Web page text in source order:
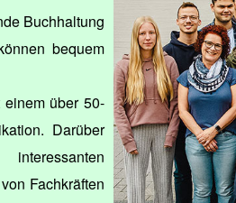
Buchhaltung
bequem
über 50-
Darüber
Fachkräften